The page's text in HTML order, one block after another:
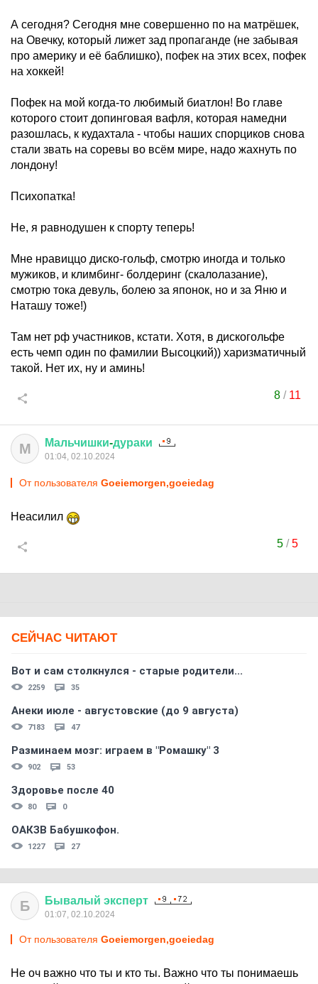
А сегодня? Сегодня мне совершенно по на матрёшек,
на Овечку, который лижет зад пропаганде (не забывая
про америку и её баблишко), пофек на этих всех, пофек
на хоккей!
Пофек на мой когда-то любимый биатлон! Во главе
которого стоит допинговая вафля, которая намедни
разошлась, к кудахтала - чтобы наших спорциков снова
стали звать на соревы во всём мире, надо жахнуть по
лондону!
Психопатка!
Не, я равнодушен к спорту теперь!
Мне нравиццо диско-гольф, смотрю иногда и только
мужиков, и климбинг- болдеринг (скалолазание),
смотрю тока девуль, болею за японок, но и за Яню и
Наташу тоже!)
Там нет рф участников, кстати. Хотя, в дискогольфе
есть чемп один по фамилии Высоцкий)) харизматичный
такой. Нет их, ну и аминь!
8/ 11
М Мальчишки-дураки
01:04, 02.10.2024
От пользователя Goeiemorgen,goeiedag
Неасилил
5/5
СЕЙЧАС ЧИТАЮТ
Вот и сам столкнулся - старые родители...
2259 35
Анеки июле - августовские (до 9 августа)
7183 47
Разминаем мозг: играем в "Ромашку" 3
902 53
Здоровье после 40
80 0
ОАКЗВ Бабушкофон.
1227 27
Б Бывалый эксперт
01:07, 02.10.2024
От пользователя Goeiemorgen,goeiedag
Не оч важно что ты и кто ты. Важно что ты понимаешь